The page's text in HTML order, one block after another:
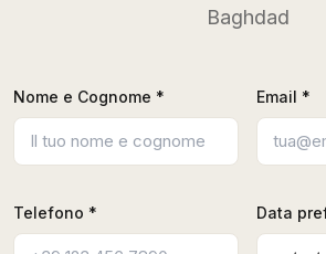
Baghdad
Nome e Cognome * Email *
Telefono * Data